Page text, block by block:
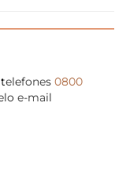
elefones 0800
e-mail